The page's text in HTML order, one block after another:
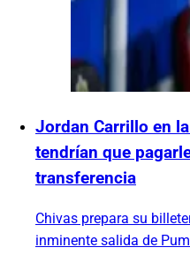
Jordan Carrillo en
tendrían que
transferencia
Chivas prepara su
inminente salida de